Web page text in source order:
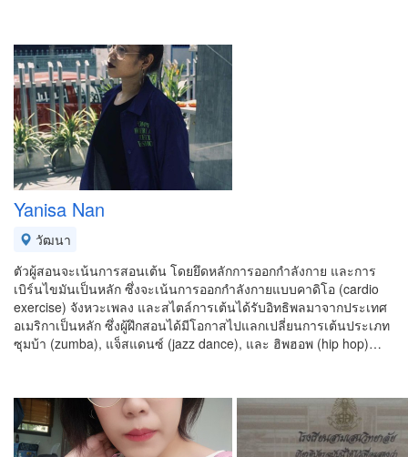
Yanisa Nan
วัฒนา
ตัวผู้สอนจะเน้นการสอนเต้น โดยยึดหลักการออกกำลังกาย และการ
เบิร์นไขมันเป็นหลัก ซึ่งจะเน้นการออกกำลังกายแบบคาดิโอ (cardio
exercise) จังหวะเพลง และสไตล์การเต้นได้รับอิทธิพลมาจากประเทศ
อเมริกาเป็นหลัก ซึ่งผู้ฝึกสอนได้มีโอกาสไปแลกเปลี่ยนการเต้นประเภท
ซุมบ้า (zumba), แจ็สแดนซ์ (jazz dance), และ ฮิพฮอพ (hip hop)…